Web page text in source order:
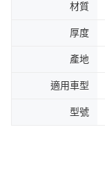
材質
厚度
產地
適用車型
型號